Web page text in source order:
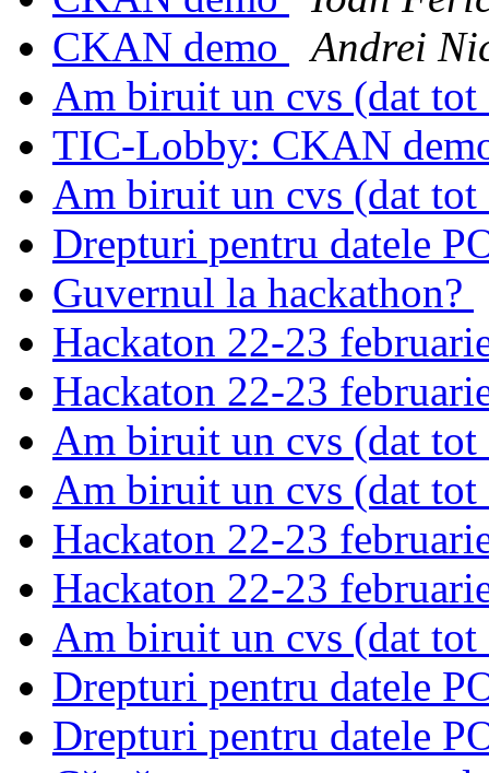
CKAN demo
Andrei
Am biruit un cvs (dat tot
TIC-Lobby: CKAN
Am biruit un cvs (dat tot
Drepturi pentru datele
Guvernul la hackathon?
Hackaton 22-23
Hackaton 22-23
Am biruit un cvs (dat tot
Am biruit un cvs (dat tot
Hackaton 22-23
Hackaton 22-23
Am biruit un cvs (dat tot
Drepturi pentru datele
Drepturi pentru datele